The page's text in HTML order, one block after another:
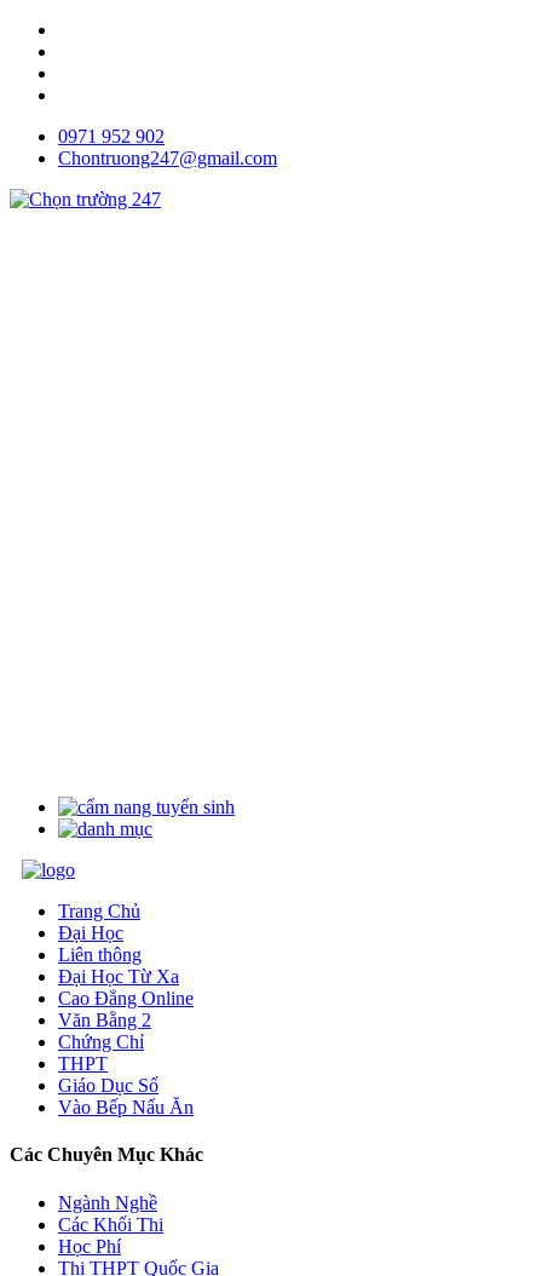
0971 952 902
Chontruong247@gmail.com
Trang Chủ
Đại Học
Liên thông
Đại Học Từ Xa
Cao Đẳng Online
Văn Bằng 2
Chứng Chỉ
THPT
Giáo Dục Số
Vào Bếp Nấu Ăn
Các Chuyên Mục Khác
Ngành Nghề
Các Khối Thi
Học Phí
Thi THPT Quốc Gia